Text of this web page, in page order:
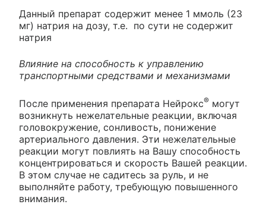
Данный препарат содержит менее 1 ммоль (23
мг) натрия на дозу, т.е. по сути не содержит
натрия
Влияние на способность к управлению
транспортными средствами и механизмами
После применения препарата Нейрокс® могут
возникнуть нежелательные реакции, включая
головокружение, сонливость, понижение
артериального давления. Эти нежелательные
реакции могут повлиять на Вашу способность
концентрироваться и скорость Вашей реакции.
В этом случае не садитесь за руль, и не
выполняйте работу, требующую повышенного
внимания.